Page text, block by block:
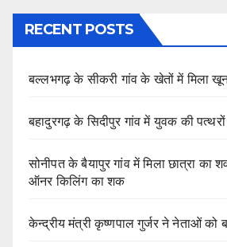
RECENT POSTS
बल्लभगढ़ के सीकरी गांव के खेतों में मिला
बहादुरगढ़ के सिदीपुर गांव में युवक की
सोनीपत के बैयापुर गांव में मिला छात्रा का
ऑनर किलिंग का शक
केन्द्रीय मंत्री कृष्णपाल गुर्जर ने नेताओं को